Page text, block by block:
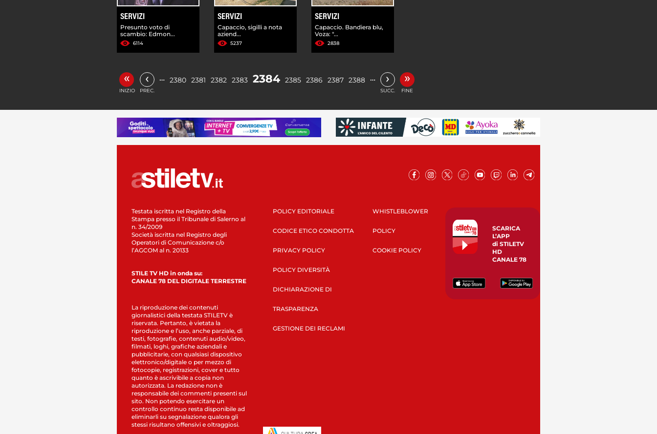
SERVIZI
Presunto voto di
scambio: Edmon...
6114
SERVIZI
Capaccio, sigilli a nota
aziend...
5237
SERVIZI
Capaccio. Bandiera blu,
Voza: "...
2838
«
INIZIO
‹
PREC.
… 2380 2381 2382 2383 2384 2385 2386 2387 2388 … ›
SUCC.
»
FINE
Testata iscritta nel Registro della
Stampa presso il Tribunale di Salerno al
n. 34/2009
Società iscritta nel Registro degli
Operatori di Comunicazione c/o
l’AGCOM al n. 20133
STILE TV HD in onda su:
CANALE 78 DEL DIGITALE TERRESTRE
La riproduzione dei contenuti
giornalistici della testata STILETV è
riservata. Pertanto, è vietata la
riproduzione e l’uso, anche parziale, di
testi, fotografie, contenuti audio/video,
filmati, loghi, grafiche aziendali e
pubblicitarie, con qualsiasi dispositivo
elettronico/digitale o per mezzo di
fotocopie, registrazioni, cover e tutto
quanto è ascrivibile a copia non
autorizzata. La redazione non è
responsabile dei commenti presenti sul
sito. Non potendo esercitare un
controllo continuo resta disponibile ad
eliminarli su segnalazione qualora gli
stessi risultano offensivi e oltraggiosi.
POLICY EDITORIALE
CODICE ETICO CONDOTTA
PRIVACY POLICY
POLICY DIVERSITÀ
DICHIARAZIONE DI
TRASPARENZA
GESTIONE DEI RECLAMI
WHISTLEBLOWER
POLICY
COOKIE POLICY
SCARICA
L’APP
di STILETV
HD
CANALE 78